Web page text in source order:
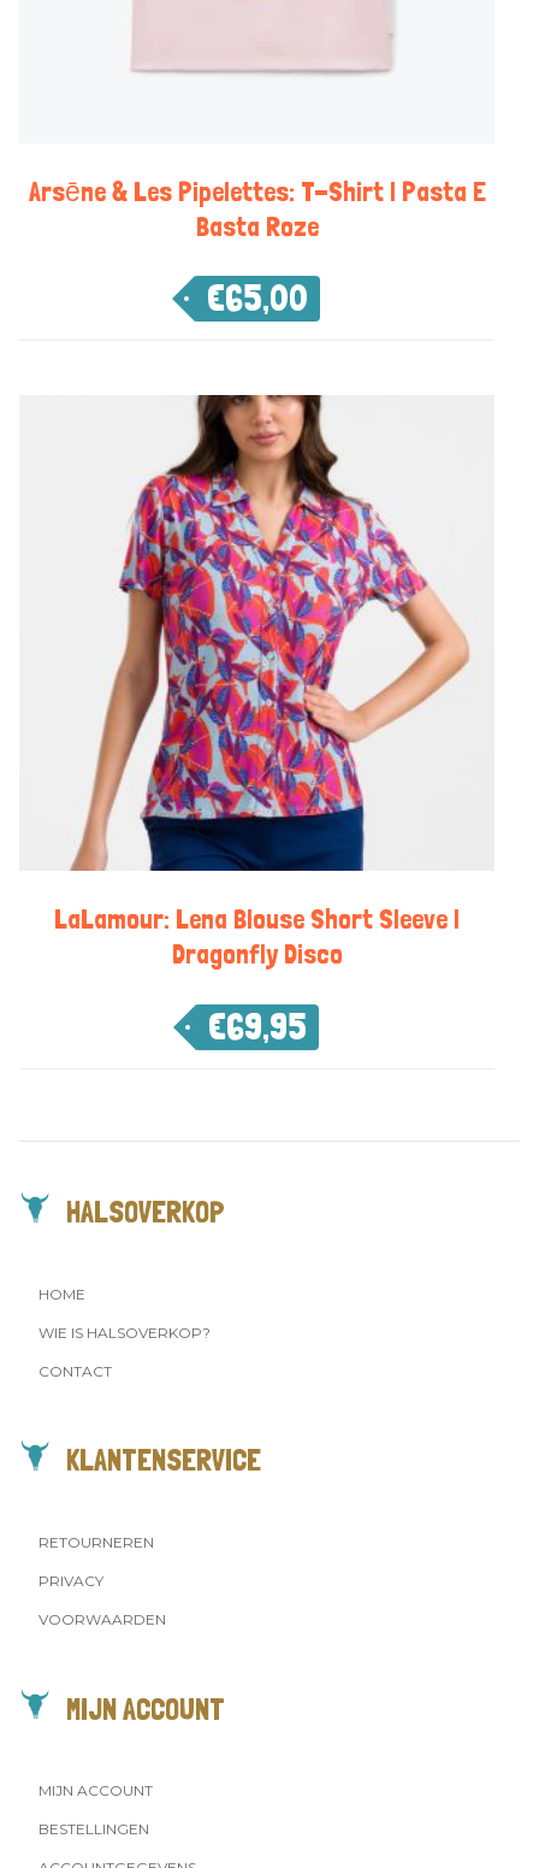
Arsēne & Les Pipelettes: T-Shirt | Pasta E
Basta Roze
€65,00
LaLamour: Lena Blouse Short Sleeve |
Dragonfly Disco
€69,95
HALSOVERKOP
HOME
WIE IS HALSOVERKOP?
CONTACT
KLANTENSERVICE
RETOURNEREN
PRIVACY
VOORWAARDEN
MIJN ACCOUNT
MIJN ACCOUNT
BESTELLINGEN